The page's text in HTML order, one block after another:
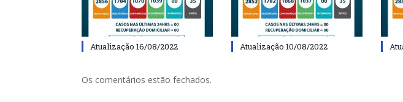
Atualização 16/08/2022 Atualização 10/08/2022
Os comentários estão fechados.